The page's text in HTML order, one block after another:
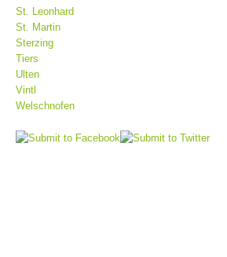
Bergrettungsstellen
St. Leonhard
St. Martin
Sterzing
Tiers
Ulten
Vintl
Welschnofen